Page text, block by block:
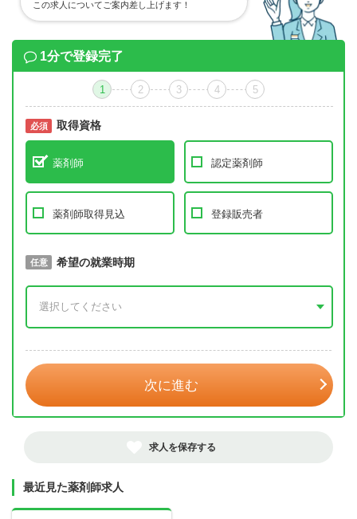
この求人についてご案内差し上げます！
1分で登録完了
1 2 3 4 5
必須 取得資格
薬剤師 認定薬剤師
薬剤師取得見込 登録販売者
必須 取得予定年
任意 希望の就業時期
次に進む
求人を保存する
最近見た薬剤師求人